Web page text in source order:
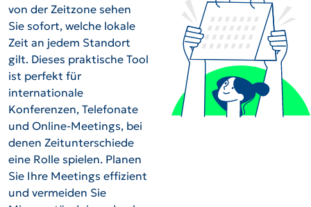
von der Zeitzone sehen
Sie sofort, welche lokale
Zeit an jedem Standort
gilt. Dieses praktische Tool
ist perfekt für
internationale
Konferenzen, Telefonate
und Online-Meetings, bei
denen Zeitunterschiede
eine Rolle spielen. Planen
Sie Ihre Meetings effizient
und vermeiden Sie